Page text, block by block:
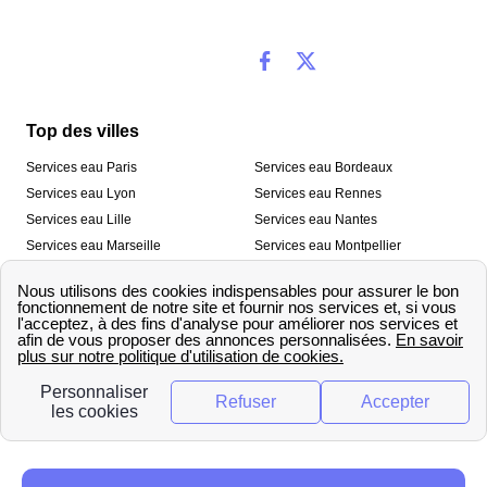
Top des villes
Services eau Paris
Services eau Lyon
Services eau Lille
Services eau Marseille
Services eau Toulon
Services eau Bordeaux
Services eau Rennes
Services eau Nantes
Services eau Montpellier
Services eau Strasbourg
Nos outils
🛁 Simulateur consommation eau
💧 Comparer les fournisseurs
d’eau